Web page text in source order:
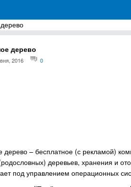
дерево
2016 0
дерево – бесплатное (с рекламой)
деревьев, хранения и
под управлением операционных